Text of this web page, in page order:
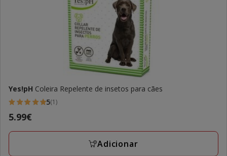
Yes!pH Coleira Repelente de insetos para cães
5
estrelas
com
5(1)
Preço
5.99€
5.99€
Adicionar